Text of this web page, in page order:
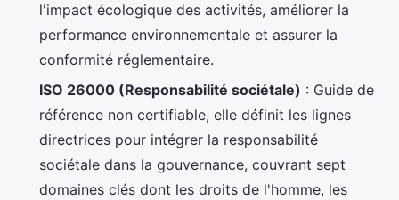
l'impact écologique des activités, améliorer la
performance environnementale et assurer la
conformité réglementaire.
ISO 26000 (Responsabilité sociétale) : Guide de
référence non certifiable, elle définit les lignes
directrices pour intégrer la responsabilité
sociétale dans la gouvernance, couvrant sept
domaines clés dont les droits de l'homme, les